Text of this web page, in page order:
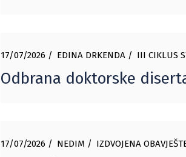
17/07/2026 EDINA DRKENDA III CIKLUS
Odbrana doktorske
17/07/2026 NEDIM IZDVOJENA